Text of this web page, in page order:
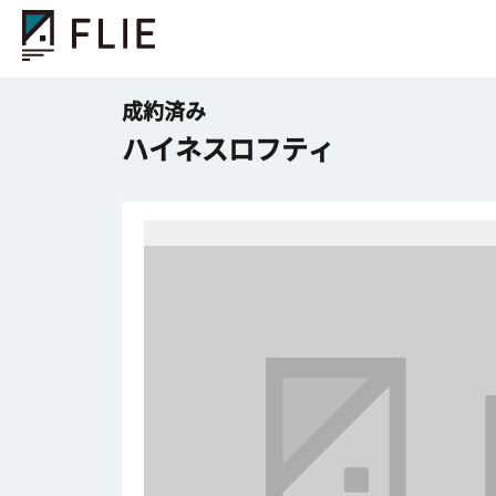
成約済み
ハイネスロフティ